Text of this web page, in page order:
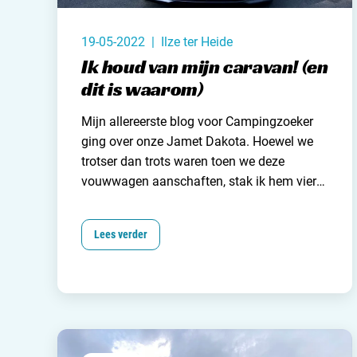
19-05-2022 | Ilze ter Heide
Ik houd van mijn caravan! (en
dit is waarom)
Mijn allereerste blog voor Campingzoeker
ging over onze Jamet Dakota. Hoewel we
trotser dan trots waren toen we deze
vouwwagen aanschaften, stak ik hem vier
opzetten van het hele zaakje kostte ons al
minstens een halve dag en het uitpakken
Lees verder